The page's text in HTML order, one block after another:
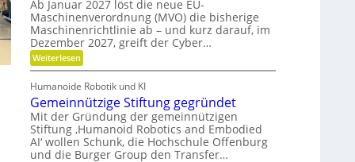
o
f
f
b
r
a
n
c
h
d
u
l
t
u
n
g
s
k
a
s
s
e
R
o
u
t
e
r
g
e
n
e
r
a
t
u
r
-
S
e
n
s
o
e
n
f
ü
r
Ab Januar 2027 löst die neue EU-
Maschinenverordnung (MVO) die bisherige
Maschinenrichtlinie ab – und kurz darauf, im
Dezember 2027, greift der Cyber…
Weiterlesen:
Z
e
i
F
r
s
t
Humanoide Robotik und KI
Gemeinnützige Stiftung gegründet
Mit der Gründung der gemeinnützigen
Stiftung ‚Humanoid Robotics and Embodied
AI‘ wollen Schunk, die Hochschule Offenburg
und die Burger Group den Transfer…